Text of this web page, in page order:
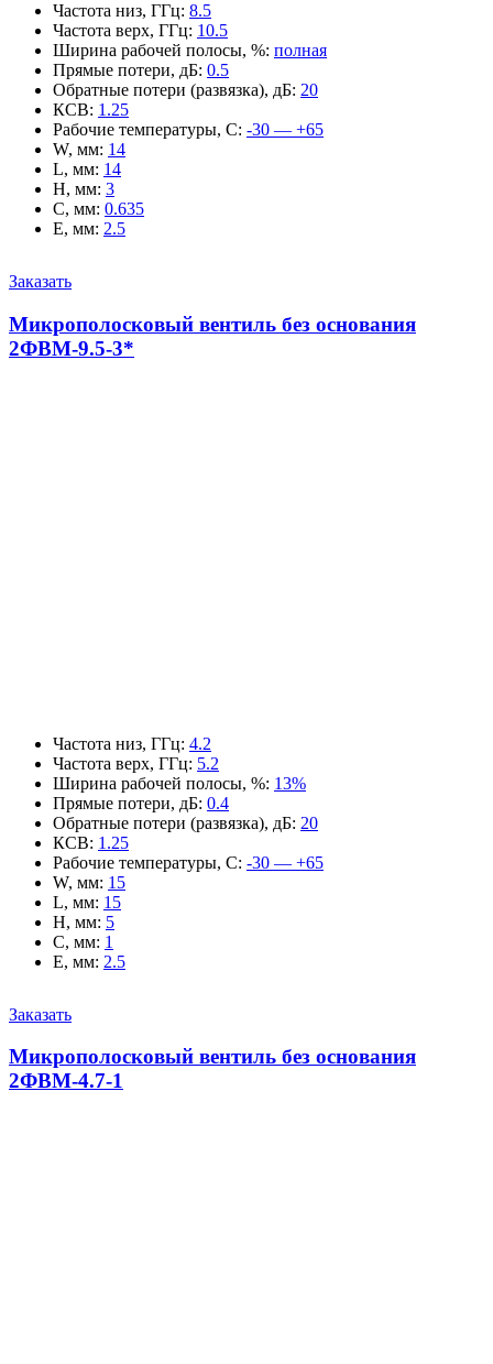
Частота низ, ГГц: 8.5
Частота верх, ГГц: 10.5
Ширина рабочей полосы, %: полная
Прямые потери, дБ: 0.5
Обратные потери (развязка), дБ: 20
КСВ: 1.25
Рабочие температуры, С: -30 — +65
W, мм: 14
L, мм: 14
H, мм: 3
C, мм: 0.635
E, мм: 2.5
Заказать
Микрополосковый вентиль без основания
2ФВМ-9.5-3*
Частота низ, ГГц: 4.2
Частота верх, ГГц: 5.2
Ширина рабочей полосы, %: 13%
Прямые потери, дБ: 0.4
Обратные потери (развязка), дБ: 20
КСВ: 1.25
Рабочие температуры, С: -30 — +65
W, мм: 15
L, мм: 15
H, мм: 5
C, мм: 1
E, мм: 2.5
Заказать
Микрополосковый вентиль без основания
2ФВМ-4.7-1